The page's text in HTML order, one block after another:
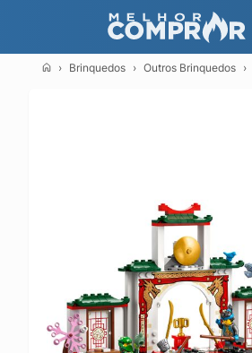
Brinquedos Outros Brinquedos